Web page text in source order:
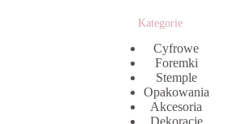
Kategorie
Cyfrowe
Foremki
Stemple
Opakowania
Akcesoria
Dekoracje